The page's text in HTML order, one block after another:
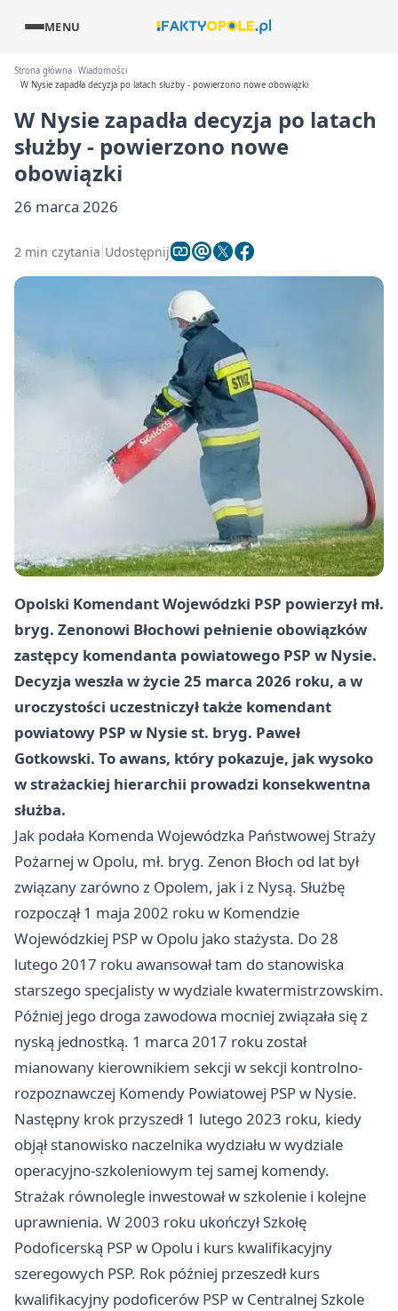
MENU
Strona główna Wiadomości
W Nysie zapadła decyzja po latach służby - powierzono nowe obowiązki
W Nysie zapadła decyzja po latach
służby - powierzono nowe
obowiązki
26 marca 2026
2 min czytania Udostępnij
Opolski Komendant Wojewódzki PSP powierzył mł.
bryg. Zenonowi Błochowi pełnienie obowiązków
zastępcy komendanta powiatowego PSP w Nysie.
Decyzja weszła w życie 25 marca 2026 roku, a w
uroczystości uczestniczył także komendant
powiatowy PSP w Nysie st. bryg. Paweł
Gotkowski. To awans, który pokazuje, jak wysoko
w strażackiej hierarchii prowadzi konsekwentna
służba.
Jak podała Komenda Wojewódzka Państwowej Straży
Pożarnej w Opolu, mł. bryg. Zenon Błoch od lat był
związany zarówno z Opolem, jak i z Nysą. Służbę
rozpoczął 1 maja 2002 roku w Komendzie
Wojewódzkiej PSP w Opolu jako stażysta. Do 28
lutego 2017 roku awansował tam do stanowiska
starszego specjalisty w wydziale kwatermistrzowskim.
Później jego droga zawodowa mocniej związała się z
nyską jednostką. 1 marca 2017 roku został
mianowany kierownikiem sekcji w sekcji kontrolno-
rozpoznawczej Komendy Powiatowej PSP w Nysie.
Następny krok przyszedł 1 lutego 2023 roku, kiedy
objął stanowisko naczelnika wydziału w wydziale
operacyjno-szkoleniowym tej samej komendy.
Strażak równolegle inwestował w szkolenie i kolejne
uprawnienia. W 2003 roku ukończył Szkołę
Podoficerską PSP w Opolu i kurs kwalifikacyjny
szeregowych PSP. Rok później przeszedł kurs
kwalifikacyjny podoficerów PSP w Centralnej Szkole